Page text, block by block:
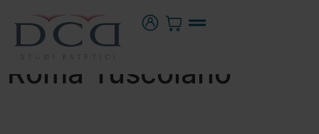
Roma Tuscolano